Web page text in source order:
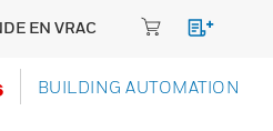
EN VRAC
BUILDING AUTOMATION